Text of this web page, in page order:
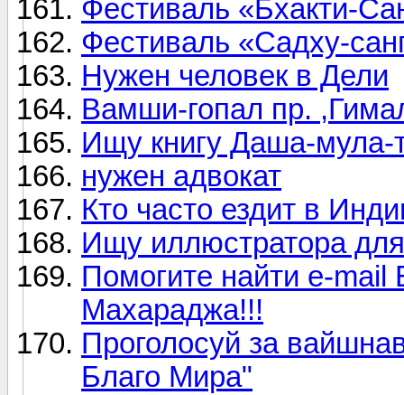
Фестиваль «Бхакти-
Фестиваль «Садху-
Нужен человек в Дели
Вамши-гопал пр.
Ищу книгу Даша-мула-
нужен адвокат
Кто часто ездит в
Ищу иллюстратора для
Помогите найти e-
Махараджа!!!
Проголосуй за
Благо Мира"